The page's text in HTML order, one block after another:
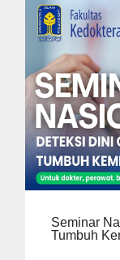
Seminar
Tumbuh